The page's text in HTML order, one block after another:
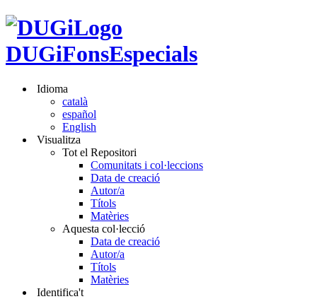
DUGiFonsEspecials
Idioma
català
español
English
Visualitza
Tot el Repositori
Comunitats i col·leccions
Data de creació
Autor/a
Títols
Matèries
Aquesta col·lecció
Data de creació
Autor/a
Títols
Matèries
Identifica't